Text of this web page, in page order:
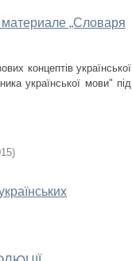
„Словаря
концептів української
української мови" під
)